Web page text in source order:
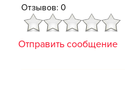
Отзывов: 0
Отправить сообщение